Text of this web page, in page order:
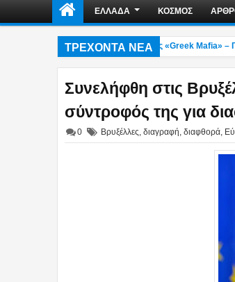
ΕΛΛΑΔΑ ΚΟΣΜΟΣ
ΤΡΕΧΟΝΤΑ ΝΕΑ
στη Γερμανία εκτελεστής της «Greek Mafia» – Για
Συνελήφθη στις
σύντροφός της για
0 Βρυξέλλες διαγραφή διαφθορά